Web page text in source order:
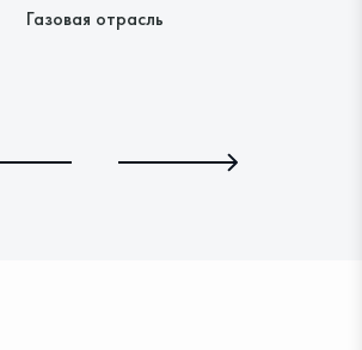
Газовая отрасль
ВЛЕВО ВПРАВО